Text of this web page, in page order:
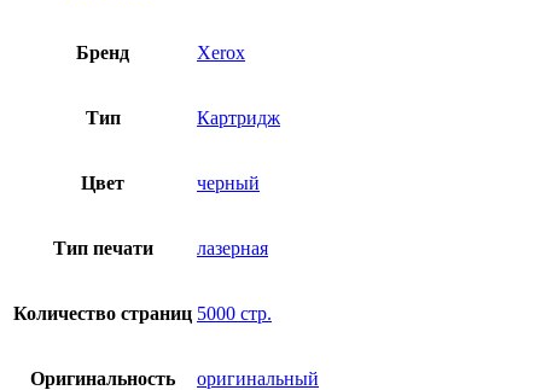
Бренд Xerox
Тип Картридж
Цвет черный
Тип печати лазерная
Количество страниц 5000 стр.
Оригинальность оригинальный